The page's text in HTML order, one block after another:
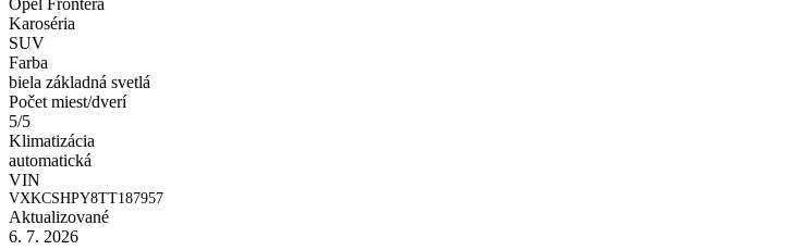
Karoséria
SUV
Farba
biela základná svetlá
Počet miest/dverí
5/5
Klimatizácia
automatická
VIN
VXKCSHPY8TT187957
Aktualizované
6. 7. 2026